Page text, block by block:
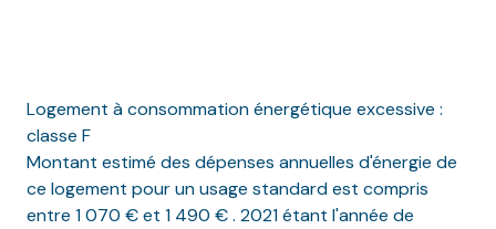
Logement à consommation énergétique excessive :
classe F
Montant estimé des dépenses annuelles d'énergie de
ce logement pour un usage standard est compris
entre 1 070 € et 1 490 € . 2021 étant l'année de